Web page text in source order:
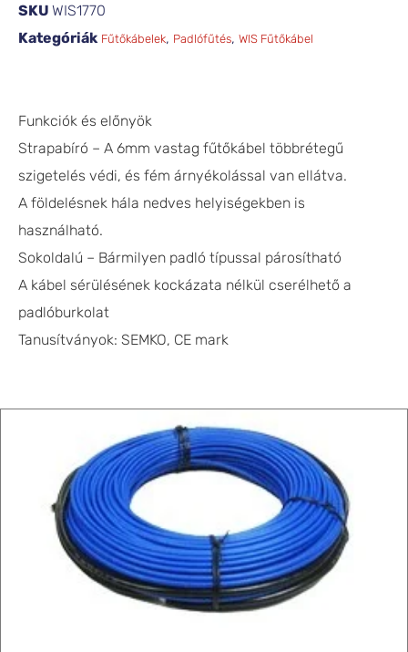
SKU WIS1770
Kategóriák Fűtőkábelek, Padlófűtés, WIS Fűtőkábel
Funkciók és előnyök
Strapabíró – A 6mm vastag fűtőkábel többrétegű
szigetelés védi, és fém árnyékolással van ellátva.
A földelésnek hála nedves helyiségekben is
használható.
Sokoldalú – Bármilyen padló típussal párosítható
A kábel sérülésének kockázata nélkül cserélhető a
padlóburkolat
Tanusítványok: SEMKO, CE mark